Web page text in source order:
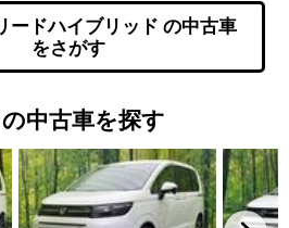
ードハイブリッド の中古車
をさがす
中古車を探す